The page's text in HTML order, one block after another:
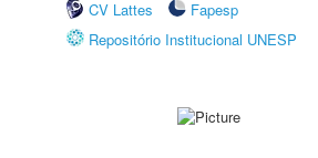
CV Lattes
Fapesp
Repositório Institucional UNESP